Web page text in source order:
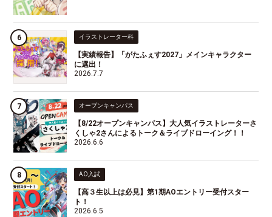
イラストレーター科
【実績報告】「がたふぇす2027」メインキャラクター
に選出！
2026.7.7
オープンキャンパス
【8/22オープンキャンパス】大人気イラストレーターさ
くしゃ2さんによるトーク＆ライブドローイング！！
2026.6.6
AO入試
【高３生以上は必見】第1期AOエントリー受付スター
ト！
2026.6.5